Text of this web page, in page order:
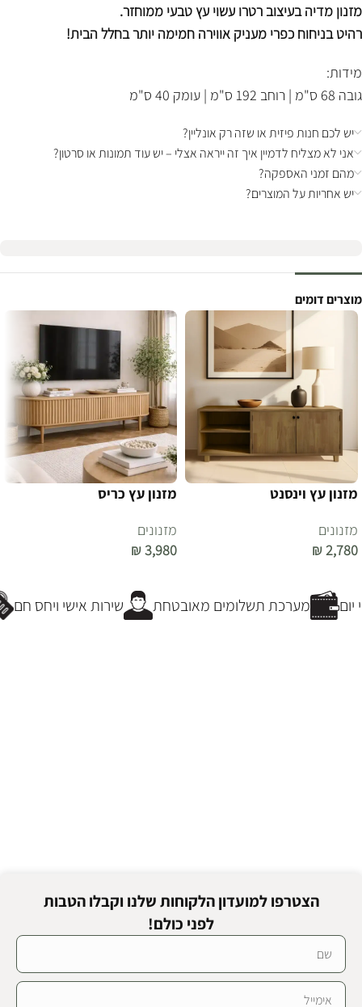
מזנון מדיה בעיצוב רטרו עשוי עץ טבעי ממוחזר.
רהיט בניחוח כפרי מעניק אווירה חמימה יותר בחלל הבית!
מידות:
גובה 68 ס"מ | רוחב 192 ס"מ | עומק 40 ס"מ
יש לכם חנות פיזית או שזה רק אונליין?
אני לא מצליח לדמיין איך זה ייראה אצלי – יש עוד תמונות או סרטון?
מהם זמני האספקה?
יש אחריות על המוצרים?
מוצרים דומים
מזנון עץ וינסנט
מזנונים
₪2,780
מזנון עץ כריס
מזנונים
₪3,980
שירות אישי ויחס חם מערכת תשלומים מאובטחת
הצטרפו למועדון הלקוחות שלנו וקבלו הטבות
לפני כולם!